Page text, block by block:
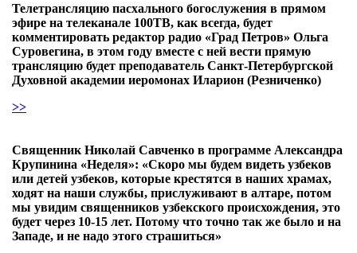
Телетрансляцию пасхального богослужения в прямом
эфире на телеканале 100ТВ, как всегда, будет
комментировать редактор радио «Град Петров» Ольга
Суровегина, в этом году вместе с ней вести прямую
трансляцию будет преподаватель Санкт-Петербургской
Духовной академии иеромонах Иларион (Резниченко)
>>
Священник Николай Савченко в программе Александра
Крупинина «Неделя»: «Скоро мы будем видеть узбеков
или детей узбеков, которые крестятся в наших храмах,
ходят на наши службы, прислуживают в алтаре, потом
мы увидим священников узбекского происхождения, это
будет через 10-15 лет. Потому что точно так же было и на
Западе, и не надо этого страшиться»